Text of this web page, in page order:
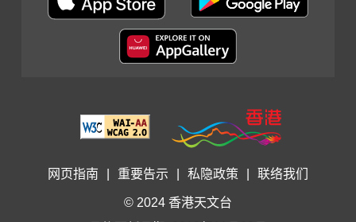
网页指南 重要告示 私隐政策 联络我们
© 2024 香港天文台